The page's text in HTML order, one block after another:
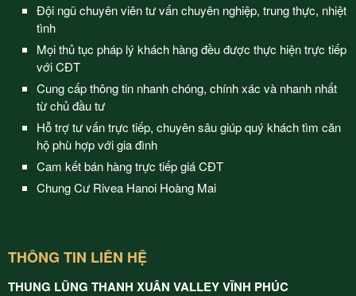
Đội ngũ chuyên viên tư vấn chuyên nghiệp, trung thực, nhiệt
tình
Mọi thủ tục pháp lý khách hàng đều được thực hiện trực tiếp
với CĐT
Cung cấp thông tin nhanh chóng, chính xác và nhanh nhất
từ chủ đầu tư
Hỗ trợ tư vấn trực tiếp, chuyên sâu giúp quý khách tìm căn
hộ phù hợp với gia đình
Cam kết bán hàng trực tiếp giá CĐT
Chung Cư Rivea Hanoi Hoàng Mai
THÔNG TIN LIÊN HỆ
THUNG LŨNG THANH XUÂN VALLEY VĨNH PHÚC